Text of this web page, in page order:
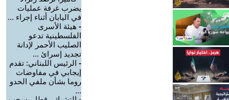
يضرب غرفة عمليات
في اليابان أثناء إجراء ...
- هيئة الأسرى
الفلسطينية تدعو
الصليب الأحمر لإدانة
تجديد إسرائ ...
- الرئيس اللبناني: تقدم
إيجابي في مفاوضات
روما بشأن ملفي الحدو
...